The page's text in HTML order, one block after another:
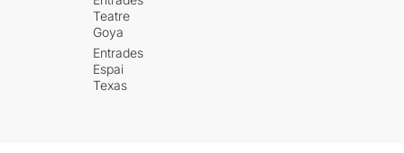
Teatre
Goya
Entrades
Espai
Texas